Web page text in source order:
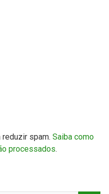
spam. Saiba como
processados.